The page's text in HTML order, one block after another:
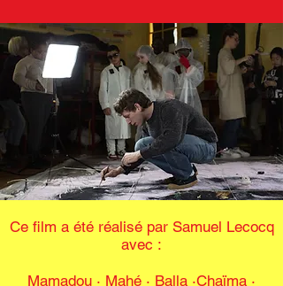
Ce film a été réalisé par Samuel Lecocq
avec :
Mamadou · Mahé · Balla ·Chaïma ·